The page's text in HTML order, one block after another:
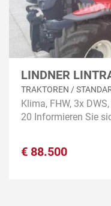
LINDNER
TRAKTOREN /
Klima, FHW, 3x
20 Informieren Sie
€ 88.500